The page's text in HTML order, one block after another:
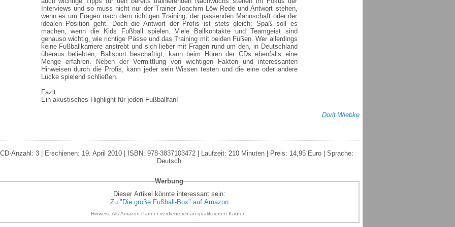
Interviews und so muss nicht nur der Trainer Joachim Löw Rede und Antwort stehen,
wenn es um Fragen nach dem richtigen Training, der passenden Mannschaft oder der
idealen Position geht. Doch die Antwort der Profis ist stets gleich: Spaß soll es
machen, wenn die Kids Fußball spielen. Viele Ballkontakte und Teamgeist sind
genauso wichtig, wie richtige Pässe und das Training mit beiden Füßen. Wer allerdings
keine Fußballkarriere anstrebt und sich lieber mit Fragen rund um den, in Deutschland
überaus beliebten, Ballsport beschäftigt, kann beim Hören der CDs ebenfalls eine
Menge erfahren. Neben der Vermittlung von wichtigen Fakten und interessanten
Hinweisen durch die Profis, kann jeder sein Wissen testen und die eine oder andere
Lücke spielend schließen.
Fazit:
Ein akustisches Highlight für jeden Fußballfan!
Dorit Wiebke
Anzahl: 3 | Erschienen: 19. April 2010 | ISBN: 978-3837103472 | Laufzeit: 210 Minuten | Preis: 14,95 Euro | Sprache:
Deutsch
Werbung
Dieser Artikel könnte interessant sein:
Zu "Die große Fußball-Box" auf Amazon
Hinweis: Als Amazon-Partner verdiene ich an qualifizierten Käufen.